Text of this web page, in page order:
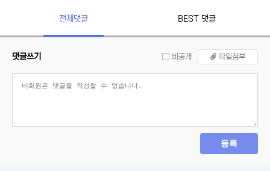
전체댓글 BEST 댓글
댓글쓰기 비공개 파일첨부
등록